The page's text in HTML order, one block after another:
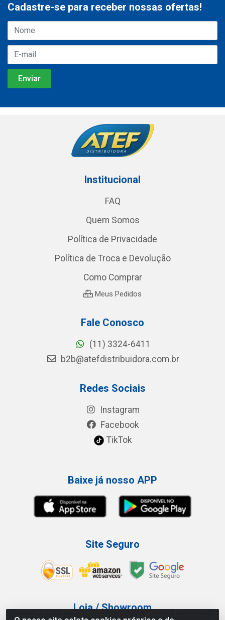
Cadastre-se para receber nossas ofertas!
Institucional
FAQ
Quem Somos
Política de Privacidade
Política de Troca e Devolução
Como Comprar
Meus Pedidos
Fale Conosco
(11) 3324-6411
b2b@atefdistribuidora.com.br
Redes Sociais
Instagram
Facebook
TikTok
Baixe já nosso APP
Site Seguro
Loja / Showroom